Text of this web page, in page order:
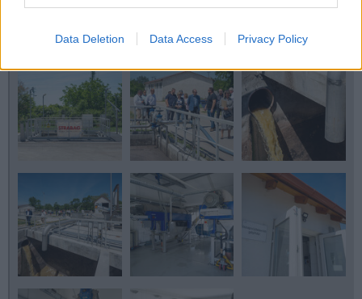
Data Deletion Data Access Privacy Policy